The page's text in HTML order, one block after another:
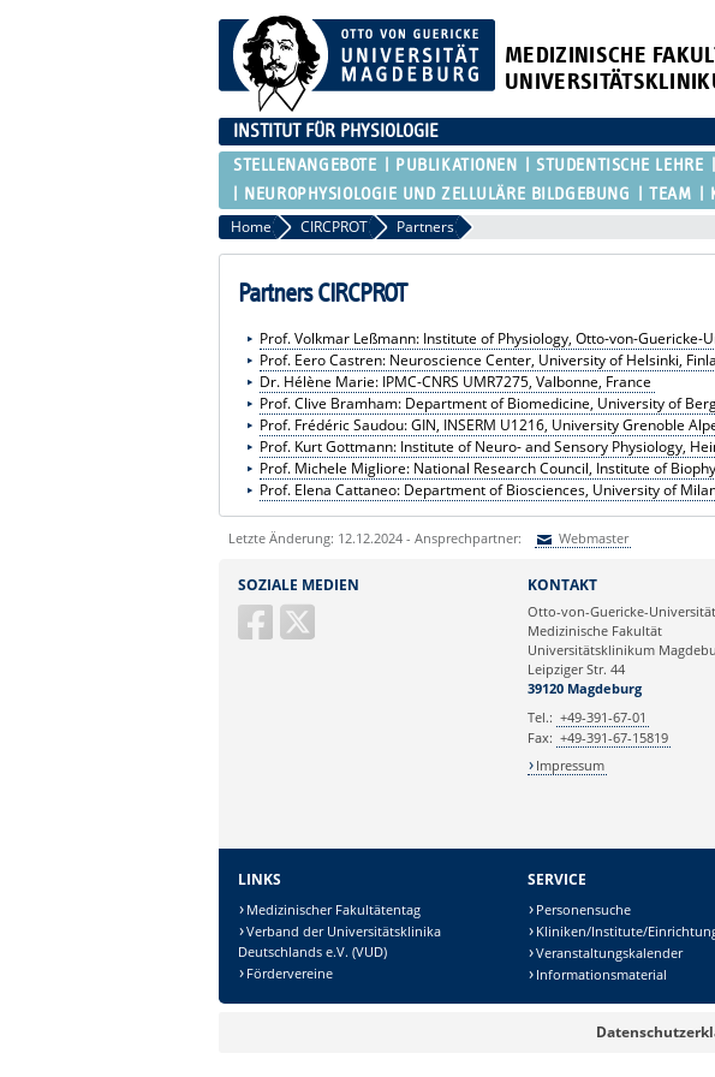
MEDIZINISCHE
INSTITUT FÜR PHYSIOLOGIE
STELLENANGEBOTE PUBLIKATIONEN STUDENTISCHE LEHRE
NEUROPHYSIOLOGIE UND ZELLULÄRE BILDGEBUNG
TEAM
Home CIRCPROT Partners
Partners CIRCPROT
Prof. Volkmar Leßmann: Institute of Physiology, Otto-von-Guericke-
Prof. Eero Castren: Neuroscience Center, University of Helsinki,
Dr. Hélène Marie: IPMC-CNRS UMR7275, Valbonne, France
Prof. Clive Bramham: Department of Biomedicine, University of
Prof. Frédéric Saudou: GIN, INSERM U1216, University Grenoble
Prof. Kurt Gottmann: Institute of Neuro- and Sensory Physiology,
Prof. Michele Migliore: National Research Council, Institute of
Prof. Elena Cattaneo: Department of Biosciences, University of
Letzte Änderung: 12.12.2024 - Ansprechpartner: Webmaster
Ihre E-Mailadresse:
Sicherheitsabfrage:
SOZIALE MEDIEN KONTAKT
Otto-von-Guericke-Universität
Medizinische Fakultät
Universitätsklinikum
Leipziger Str. 44
39120 Magdeburg
Tel.: +49-391-67-01
Fax: +49-391-67-15819
Impressum
LINKS
Medizinischer Fakultätentag
Verband der Universitätsklinika
Deutschlands e.V. (VUD)
Fördervereine
SERVICE
Personensuche
Kliniken/Institute/
Veranstaltungskalender
Informationsmaterial